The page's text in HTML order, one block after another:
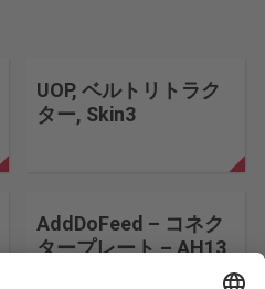
UOP, ベルトリトラク
ター, Skin3
AddDoFeed – コネク
タープレート – AH13